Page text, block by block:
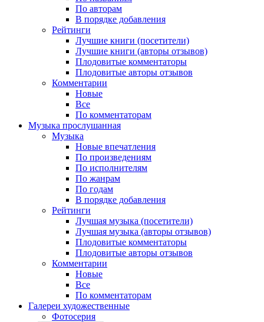
По авторам
В порядке добавления
Рейтинги
Лучшие книги (посетители)
Лучшие книги (авторы отзывов)
Плодовитые комментаторы
Плодовитые авторы отзывов
Комментарии
Новые
Все
По комментаторам
Музыка прослушанная
Музыка
Новые впечатления
По произведениям
По исполнителям
По жанрам
По годам
В порядке добавления
Рейтинги
Лучшая музыка (посетители)
Лучшая музыка (авторы отзывов)
Плодовитые комментаторы
Плодовитые авторы отзывов
Комментарии
Новые
Все
По комментаторам
Галереи художественные
Фотосерия